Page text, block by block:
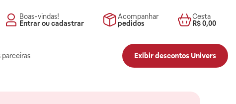
Boas-vindas!
Entrar ou cadastrar
Acompanhar
pedidos
Cesta
R$ 0,00
parceiras Exibir descontos Univers